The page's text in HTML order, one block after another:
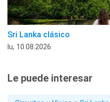
Sri Lanka clásico
lu, 10.08.2026
Le puede interesar